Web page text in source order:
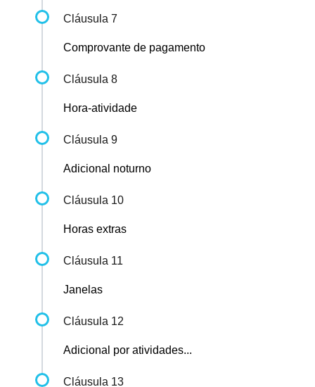
Cláusula 7
Comprovante de pagamento
Cláusula 8
Hora-atividade
Cláusula 9
Adicional noturno
Cláusula 10
Horas extras
Cláusula 11
Janelas
Cláusula 12
Adicional por atividades...
Cláusula 13